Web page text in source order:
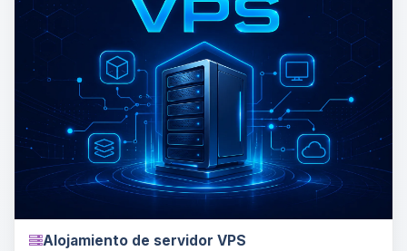
Alojamiento de servidor VPS